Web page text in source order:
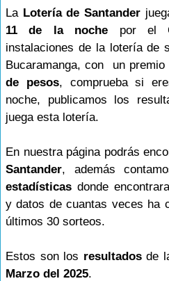
La Lotería de Santander
11 de la noche por el
instalaciones de la lotería de
Bucaramanga, con un
de pesos, comprueba si
noche, publicamos los
juega esta lotería.
En nuestra página podrás
Santander, además
estadísticas donde
y datos de cuantas veces ha
últimos 30 sorteos.
Estos son los resultadosde
Marzo del 2025.